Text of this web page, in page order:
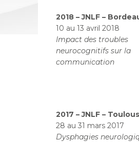
2018 – JNLF –
10 au 13 avril 2018
Impact des troubles
neurocognitifs sur la
communication
2017 – JNLF –
28 au 31 mars 2017
Dysphagies